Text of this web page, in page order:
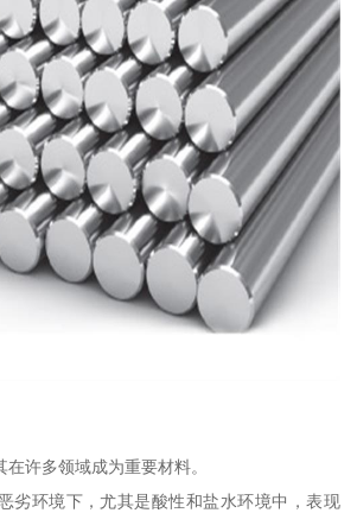
许多领域成为重要材料。
劣环境下，尤其是酸性和盐水环境中，表现